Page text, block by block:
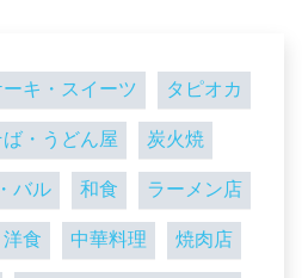
ーキ・スイーツ タピオカ
ば・うどん屋 炭火焼
バル 和食 ラーメン店
洋食 中華料理 焼肉店